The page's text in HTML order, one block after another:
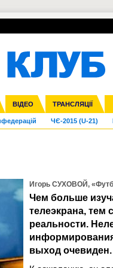
ВІДЕО ТРАНСЛЯЦІЇ
ліга Кубок України
Ліга націй Ліга
Франція Інші
ЧЄ-2015 (U-21)
УПЛ-ПЕРЕХОДИ
Игорь СУХОВОЙ,
Чем больше
телеэкрана, тем
реальности.
выход очевиден.